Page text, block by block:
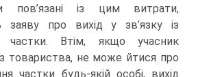
пов’язані із цим витрати,
заяву про вихід у зв’язку із
частки. Втім, якщо учасник
товариства, не може йтися про
частки будь-якій особі, вихід